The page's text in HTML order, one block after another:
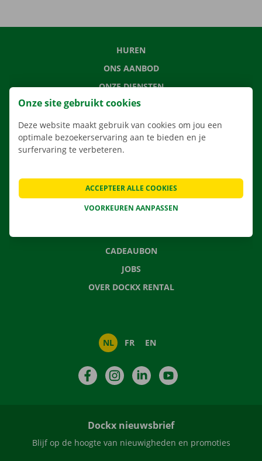
HUREN
ONS AANBOD
ONZE DIENSTEN
LOCATIES
APP
VERHUISOPLOSSINGEN
CONTACTEER ONS
VEELGESTELDE VRAGEN
CADEAUBON
JOBS
OVER DOCKX RENTAL
NL FR EN
FacebookInstagramLinkedIn
Dockx nieuwsbrief
Blijf op de hoogte van nieuwigheden en promoties
Onze site gebruikt cookies
Deze website maakt gebruik van cookies om jou een
optimale bezoekerservaring aan te bieden en je
surfervaring te verbeteren.
VOORKEUREN AANPASSEN
ACCEPTEER ALLE COOKIES